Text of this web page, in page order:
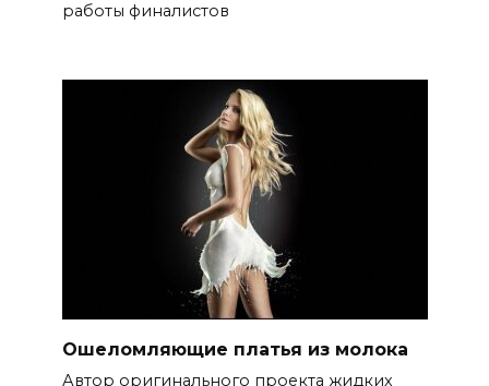
работы финалистов
Ошеломляющие платья из молока
Автор оригинального проекта жидких